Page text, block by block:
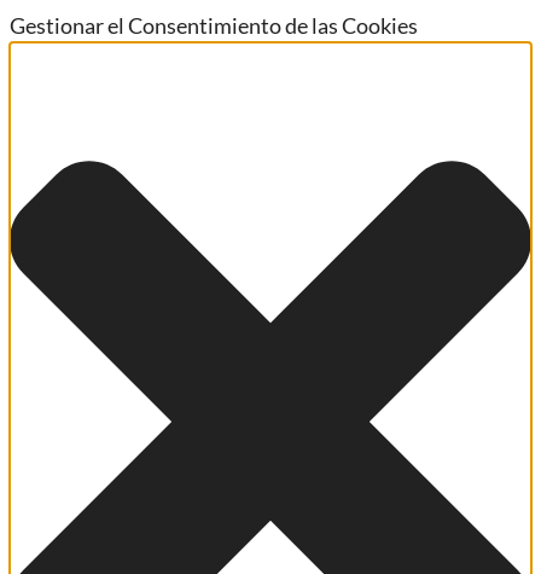
Gestionar el Consentimiento de las Cookies